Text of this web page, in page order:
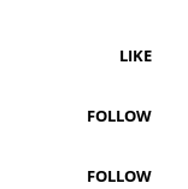
LIKE
FOLLOW
FOLLOW